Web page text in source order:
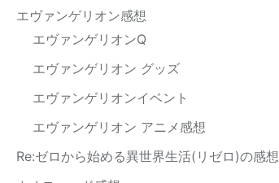
エヴァンゲリオン感想
エヴァンゲリオンQ
エヴァンゲリオン グッズ
エヴァンゲリオンイベント
エヴァンゲリオン アニメ感想
Re:ゼロから始める異世界生活(リゼロ)の感想